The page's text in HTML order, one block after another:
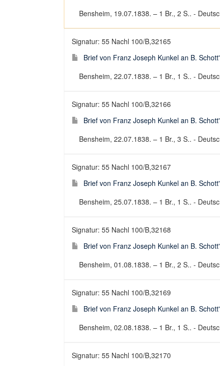
Bensheim, 19.07.1838. – 1 Br., 2 S.. -
Signatur: 55 Nachl 100/B,32165
Brief von Franz Joseph Kunkel an B.
Bensheim, 22.07.1838. – 1 Br., 1 S.. -
Signatur: 55 Nachl 100/B,32166
Brief von Franz Joseph Kunkel an B.
Bensheim, 22.07.1838. – 1 Br., 3 S.. -
Signatur: 55 Nachl 100/B,32167
Brief von Franz Joseph Kunkel an B.
Bensheim, 25.07.1838. – 1 Br., 1 S.. -
Signatur: 55 Nachl 100/B,32168
Brief von Franz Joseph Kunkel an B.
Bensheim, 01.08.1838. – 1 Br., 2 S.. -
Signatur: 55 Nachl 100/B,32169
Brief von Franz Joseph Kunkel an B.
Bensheim, 02.08.1838. – 1 Br., 1 S.. -
Signatur: 55 Nachl 100/B,32170